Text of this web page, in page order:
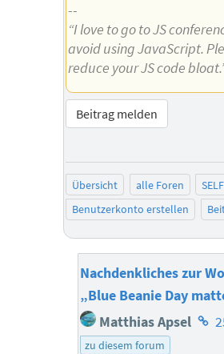
--
“I love to go to JS
avoid using JavaScript.
reduce your JS code
Beitrag melden
Übersicht alle Foren
Benutzerkonto erstellen
Nachdenkliches zur
„Blue Beanie Day
Matthias Apsel
zu diesem forum